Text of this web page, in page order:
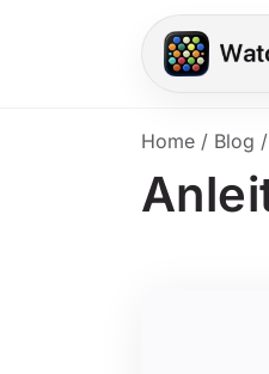
Home / Blog /